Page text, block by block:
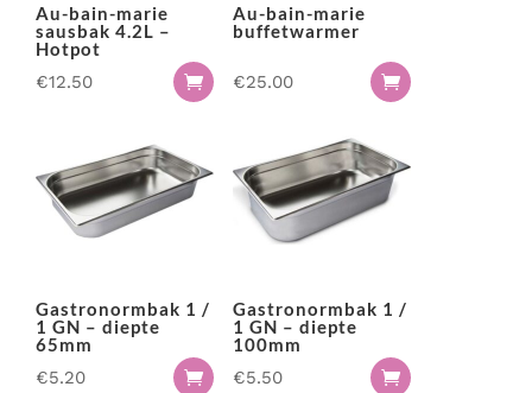
Au-bain-marie
sausbak 4.2L –
Hotpot
€12.50 
Au-bain-marie
buffetwarmer
€25.00 
Gastronormbak 1 /
1 GN – diepte
65mm
€5.20 
Gastronormbak 1 /
1 GN – diepte
100mm
€5.50 